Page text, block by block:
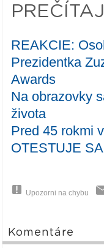
REAKCIE:
Prezidentka
Awards
Na obrazovky
života
Pred 45 rokmi
OTESTUJE
Upozorni na chybu
Komentáre